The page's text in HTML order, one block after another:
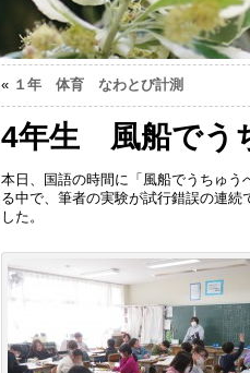
« １年 体育 なわとび計測
4年生 風船でう
本日、国語の時間に「風船でうちゅ
る中で、筆者の実験が試行錯誤の連
した。